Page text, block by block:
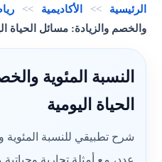
الرئيسية >> الأكاديمية >>
والخصم والزيادة: مسائل الحياة
النسبة المئوية
الحياة اليومية
شرح تطبيقي للنسبة المئوية
عدد، مع أمثلة تجارية وحياتية